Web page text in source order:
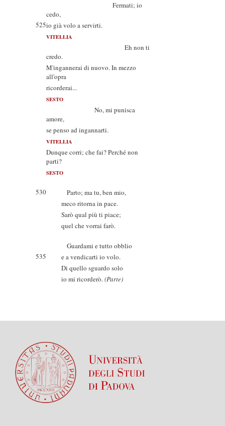
Fermati; io
cedo,
525io già volo a servirti.
VITELLIA
Eh non ti
credo.
M'ingannerai di nuovo. In mezzo
all'opra
ricorderai...
SESTO
No, mi punisca
amore,
se penso ad ingannarti.
VITELLIA
Dunque corri; che fai? Perché non
parti?
SESTO
530
Parto; ma tu, ben mio,
meco ritorna in pace.
Sarò qual più ti piace;
quel che vorrai farò.
Guardami e tutto obblio
535
e a vendicarti io volo.
Di quello sguardo solo
io mi ricorderò.(Parte)